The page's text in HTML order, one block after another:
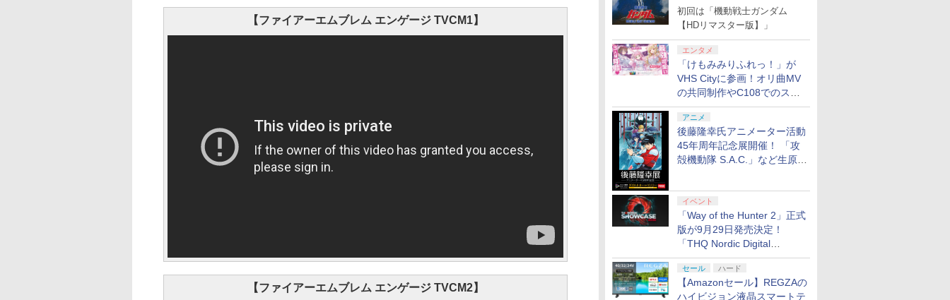
から8週連続で放送
初回は「機動戦士ガンダム
【HDリマスター版】」
エンタメ
「けもみみりふれっ！」が
VHS Cityに参画！オリ曲MV
の共同制作やC108でのスペ
シャルコラボ広告を掲出
アニメ
後藤隆幸氏アニメーター活動
45年周年記念展開催！ 「攻
殻機動隊 S.A.C.」など生原
イベント
「Way of the Hunter 2」正式
版が9月29日発売決定！
「THQ Nordic Digital
Showcase 2026」まとめ
セール ハード
【Amazonセール】REGZAの
ハイビジョン液晶スマートテ
【ファイアーエムブレム エンゲージ TVCM1】
【ファイアーエムブレム エンゲージ TVCM2】